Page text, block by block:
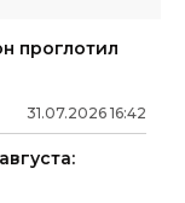
проглотил
31.07.2026 16:42